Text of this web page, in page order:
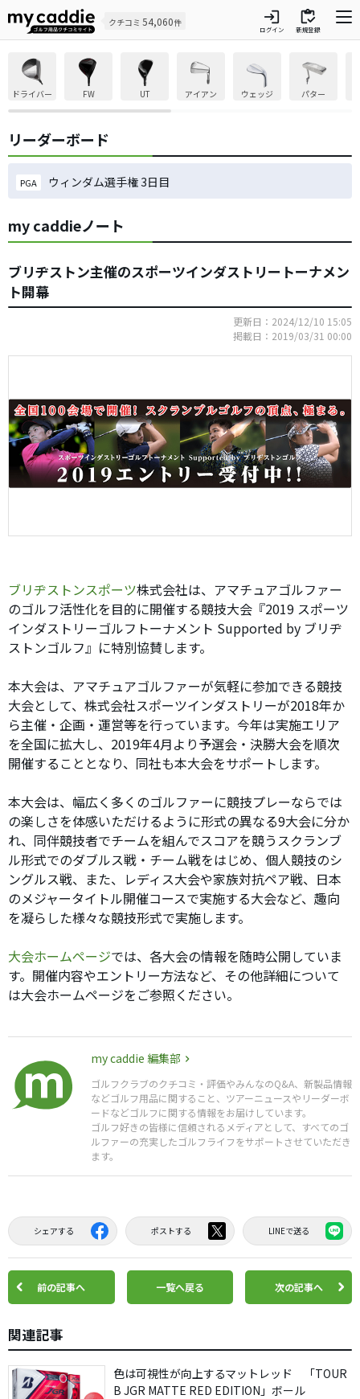
クチコミ 54,060件 login
ログイン
inventory
新規登録
ドライバー FW UT アイアン ウェッジ パター
リーダーボード
PGA ウィンダム選手権 3日目
my caddieノート
ブリヂストン主催のスポーツインダストリートーナメン
ト開幕
更新日：2024/12/10 15:05
掲載日：2019/03/31 00:00
ブリヂストンスポーツ株式会社は、アマチュアゴルファー
のゴルフ活性化を目的に開催する競技大会『2019 スポーツ
インダストリーゴルフトーナメント Supported by ブリヂ
ストンゴルフ』に特別協賛します。
本大会は、アマチュアゴルファーが気軽に参加できる競技
大会として、株式会社スポーツインダストリーが2018年か
ら主催・企画・運営等を行っています。今年は実施エリア
を全国に拡大し、2019年4月より予選会・決勝大会を順次
開催することとなり、同社も本大会をサポートします。
本大会は、幅広く多くのゴルファーに競技プレーならでは
の楽しさを体感いただけるように形式の異なる9大会に分か
れ、同伴競技者でチームを組んでスコアを競うスクランブ
ル形式でのダブルス戦・チーム戦をはじめ、個人競技のシ
ングルス戦、また、レディス大会や家族対抗ペア戦、日本
のメジャータイトル開催コースで実施する大会など、趣向
を凝らした様々な競技形式で実施します。
大会ホームページでは、各大会の情報を随時公開していま
す。開催内容やエントリー方法など、その他詳細について
は大会ホームページをご参照ください。
my caddie 編集部
ゴルフクラブのクチコミ・評価やみんなのQ&A、新製品情報
などゴルフ用品に関すること、ツアーニュースやリーダーボ
ードなどゴルフに関する情報をお届けしています。
ゴルフ好きの皆様に信頼されるメディアとして、すべてのゴ
ルファーの充実したゴルフライフをサポートさせていただき
ます。
シェアする ポストする LINEで送る
前の記事へ 一覧へ戻る 次の記事へ
関連記事
色は可視性が向上するマットレッド 「TOUR
B JGR MATTE RED EDITION」ボール